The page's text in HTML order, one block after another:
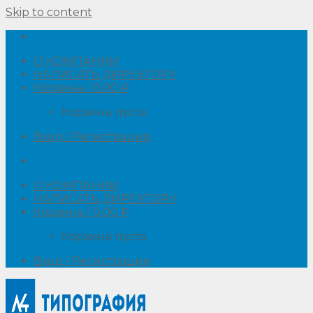
Skip to content
О КОМПАНИИ
НАПИСАТЬ ДИРЕКТОРУ
Корзина / 0.00 ₽
Корзина пуста.
Вход / Регистрация
О КОМПАНИИ
НАПИСАТЬ ДИРЕКТОРУ
Корзина / 0.00 ₽
Корзина пуста.
Вход / Регистрация